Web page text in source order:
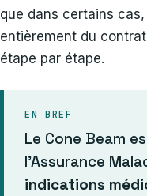
que dans certains
entièrement du
étape par étape.
EN BREF
Le Cone Beam
l’Assurance
indications